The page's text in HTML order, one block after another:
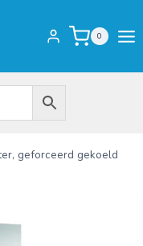
0
geforceerd gekoeld